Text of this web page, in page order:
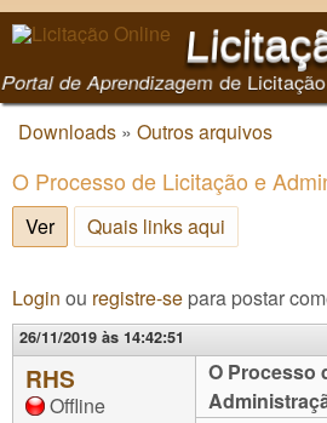
Pular para o
principal
Portal de Aprendizagem de Licitação
Você está aqui
Downloads » Outros arquivos
O Processo de Licitação e
Ver(aba ativa)
Quais links aqui
Login ou registre-se para postar
26/11/2019 às 14:42:51
RHS
Offline
O Processo